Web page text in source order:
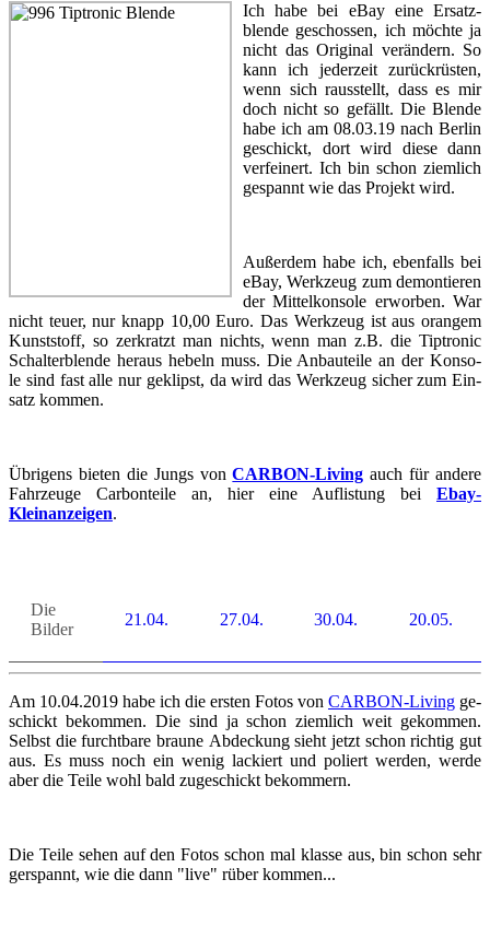
Ich habe bei eBay eine Er­satz­
blen­de ge­schos­sen, ich möch­te ja
nicht das Ori­gi­nal ver­än­dern. So
kann ich je­der­zeit zu­rück­rüs­ten,
wenn sich raus­stellt, dass es mir
doch nicht so ge­fällt. Die Blen­de
habe ich am 08.03.19 nach Ber­lin
ge­schickt, dort wird diese dann
ver­fei­nert. Ich bin schon ziem­lich
ge­spannt wie das Pro­jekt wird.
Au­ßer­dem habe ich, eben­falls bei
eBay, Werk­zeug zum de­mon­tie­ren
der Mit­tel­kon­so­le er­wor­ben. War
nicht teuer, nur knapp 10,00 Euro. Das Werk­zeug ist aus oran­gem
Kunst­stoff, so zer­kratzt man nichts, wenn man z.B. die Tip­tro­nic
Schal­ter­blen­de her­aus he­beln muss. Die An­bau­tei­le an der Kon­so­
le sind fast alle nur ge­klipst, da wird das Werk­zeug si­cher zum Ein­
satz kom­men.
Üb­ri­gens bie­ten die Jungs vonCARBON-​​​Living auch für an­de­re
Fahr­zeu­ge Car­bon­tei­le an, hier eine Auf­lis­tung bei Ebay-​​​
Kleinanzeigen.
Die
Bil­der
21.04. 27.04. 30.04. 20.05.
Am 10.04.2019 habe ich die ers­ten Fotos von CARBON-​​​Living ge­
schickt be­kom­men. Die sind ja schon ziem­lich weit ge­kom­men.
Selbst die furcht­ba­re brau­ne Ab­de­ckung sieht jetzt schon rich­tig gut
aus. Es muss noch ein wenig la­ckiert und po­liert wer­den, werde
aber die Teile wohl bald zu­ge­schickt be­kom­mern.
Die Teile sehen auf den Fotos schon mal klas­se aus, bin schon sehr
gerspannt, wie die dann "live" rüber kom­men...